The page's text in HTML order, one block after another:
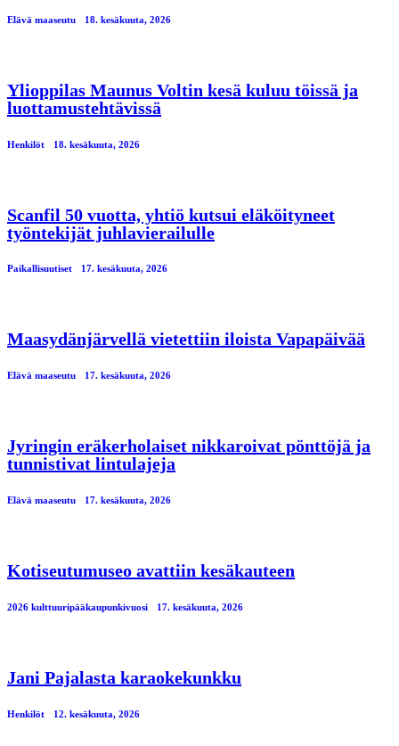
Elävä maaseutu 18. kesäkuuta, 2026
Ylioppilas Maunus Voltin kesä kuluu töissä ja
luottamustehtävissä
Henkilöt 18. kesäkuuta, 2026
Scanfil 50 vuotta, yhtiö kutsui eläköityneet
työntekijät juhlavierailulle
Paikallisuutiset 17. kesäkuuta, 2026
Maasydänjärvellä vietettiin iloista Vapapäivää
Elävä maaseutu 17. kesäkuuta, 2026
Jyringin eräkerholaiset nikkaroivat pönttöjä ja
tunnistivat lintulajeja
Elävä maaseutu 17. kesäkuuta, 2026
Kotiseutumuseo avattiin kesäkauteen
2026 kulttuuripääkaupunkivuosi 17. kesäkuuta, 2026
Jani Pajalasta karaokekunkku
Henkilöt 12. kesäkuuta, 2026